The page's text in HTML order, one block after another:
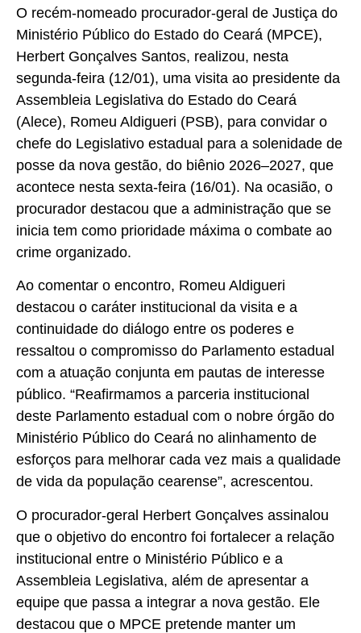
O recém-nomeado procurador-geral de Justiça do
Ministério Público do Estado do Ceará (MPCE),
Herbert Gonçalves Santos, realizou, nesta
segunda-feira (12/01), uma visita ao presidente da
Assembleia Legislativa do Estado do Ceará
(Alece), Romeu Aldigueri (PSB), para convidar o
chefe do Legislativo estadual para a solenidade de
posse da nova gestão, do biênio 2026–2027, que
acontece nesta sexta-feira (16/01). Na ocasião, o
procurador destacou que a administração que se
inicia tem como prioridade máxima o combate ao
crime organizado.
Ao comentar o encontro, Romeu Aldigueri
destacou o caráter institucional da visita e a
continuidade do diálogo entre os poderes e
ressaltou o compromisso do Parlamento estadual
com a atuação conjunta em pautas de interesse
público. “Reafirmamos a parceria institucional
deste Parlamento estadual com o nobre órgão do
Ministério Público do Ceará no alinhamento de
esforços para melhorar cada vez mais a qualidade
de vida da população cearense”, acrescentou.
O procurador-geral Herbert Gonçalves assinalou
que o objetivo do encontro foi fortalecer a relação
institucional entre o Ministério Público e a
Assembleia Legislativa, além de apresentar a
equipe que passa a integrar a nova gestão. Ele
destacou que o MPCE pretende manter um